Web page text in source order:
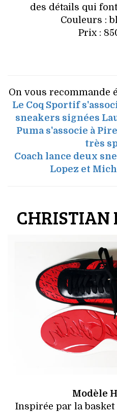
des détails qui
Couleurs :
Prix :
On vous recommande
Le Coq Sportif
sneakers signées
Puma s'associe à
très
Coach lance deux
Lopez et
CHRISTIAN
Modèle
Inspirée par la basket